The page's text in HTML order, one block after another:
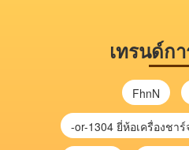
เทรนด์ก
FhnN